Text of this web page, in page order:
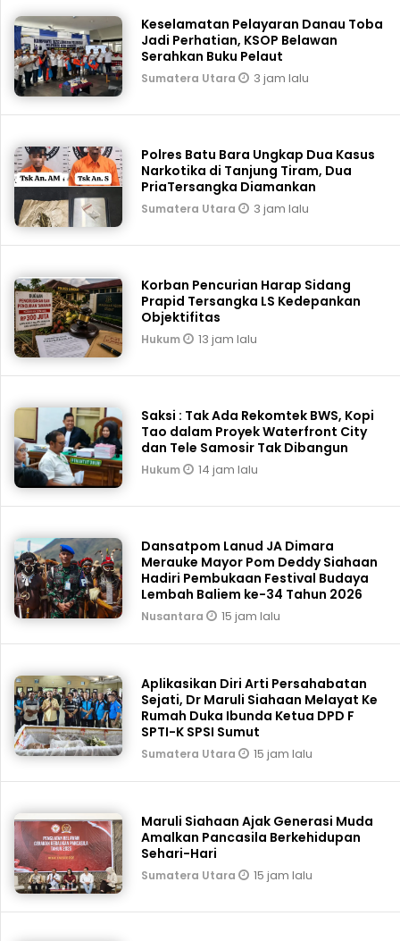
Keselamatan Pelayaran Danau Toba
Jadi Perhatian, KSOP Belawan
Serahkan Buku Pelaut
Sumatera Utara 3 jam lalu
Polres Batu Bara Ungkap Dua Kasus
Narkotika di Tanjung Tiram, Dua
PriaTersangka Diamankan
Sumatera Utara 3 jam lalu
Korban Pencurian Harap Sidang
Prapid Tersangka LS Kedepankan
Objektifitas
Hukum 13 jam lalu
Saksi : Tak Ada Rekomtek BWS, Kopi
Tao dalam Proyek Waterfront City
dan Tele Samosir Tak Dibangun
Hukum 14 jam lalu
Dansatpom Lanud JA Dimara
Merauke Mayor Pom Deddy Siahaan
Hadiri Pembukaan Festival Budaya
Lembah Baliem ke-34 Tahun 2026
Nusantara 15 jam lalu
Aplikasikan Diri Arti Persahabatan
Sejati, Dr Maruli Siahaan Melayat Ke
Rumah Duka Ibunda Ketua DPD F
SPTI-K SPSI Sumut
Sumatera Utara 15 jam lalu
Maruli Siahaan Ajak Generasi Muda
Amalkan Pancasila Berkehidupan
Sehari-Hari
Sumatera Utara 15 jam lalu